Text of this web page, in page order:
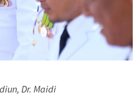
Dr. Maidi